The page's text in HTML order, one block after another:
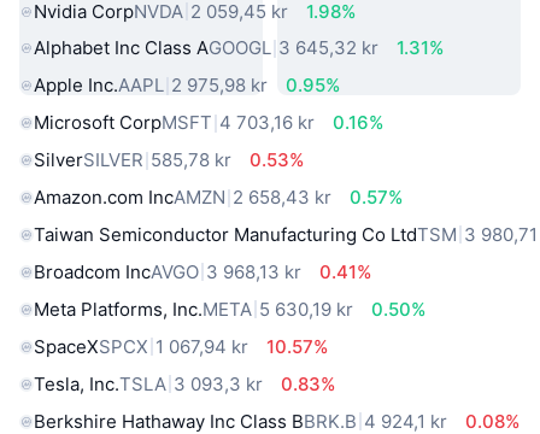
Nvidia CorpNVDA 2 059,45 kr
1.98%
Alphabet Inc Class AGOOGL 3 645,32 kr
1.31%
Apple Inc.AAPL 2 975,98 kr
0.95%
Microsoft CorpMSFT 4 703,16 kr
0.16%
SilverSILVER 585,78 kr
0.53%
Amazon.com IncAMZN 2 658,43 kr
0.57%
Taiwan Semiconductor Manufacturing Co LtdTSM 3
Broadcom IncAVGO 3 968,13 kr
0.41%
Meta Platforms, Inc.META 5 630,19 kr
0.50%
SpaceXSPCX 1 067,94 kr
10.57%
Tesla, Inc.TSLA 3 093,3 kr
0.83%
Berkshire Hathaway Inc Class BBRK.B 4 924,1 kr
0.08%